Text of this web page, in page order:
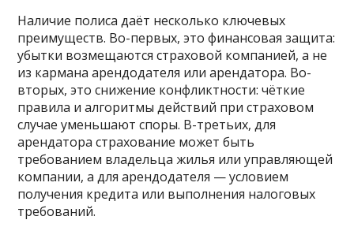
Наличие полиса даёт несколько ключевых
преимуществ. Во-первых, это финансовая защита:
убытки возмещаются страховой компанией, а не
из кармана арендодателя или арендатора. Во-
вторых, это снижение конфликтности: чёткие
правила и алгоритмы действий при страховом
случае уменьшают споры. В-третьих, для
арендатора страхование может быть
требованием владельца жилья или управляющей
компании, а для арендодателя — условием
получения кредита или выполнения налоговых
требований.